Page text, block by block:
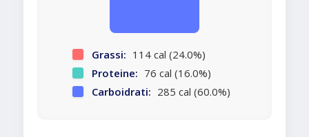
Grassi: 114 cal (24.0%)
Proteine: 76 cal (16.0%)
Carboidrati: 285 cal (60.0%)